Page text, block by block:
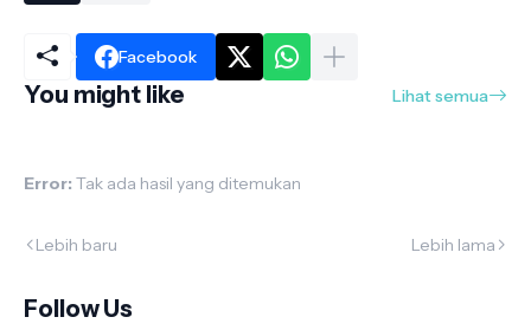
Facebook
You might like Lihat semua
Error: Tak ada hasil yang ditemukan
Lebih baru Lebih lama
Follow Us